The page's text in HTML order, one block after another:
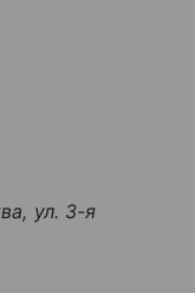
ул. 3-я